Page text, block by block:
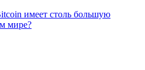
имеет столь большую
мире?